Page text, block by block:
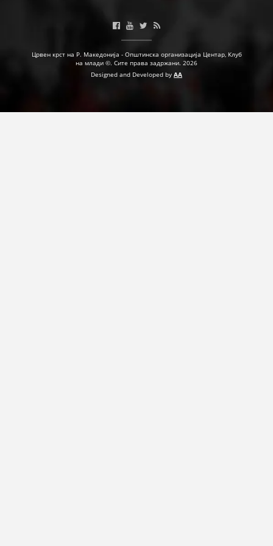
ПРИРАЧНИЦИ
Црвен крст на Р. Македонија - Општинска организација Центар, Клуб
на млади ©. Сите права задржани. 2026
Designed and Developed by AA